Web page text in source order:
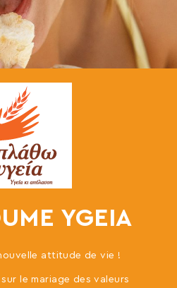
YGEIA
attitude de vie !
le mariage des valeurs